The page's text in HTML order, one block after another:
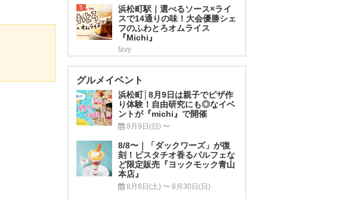
5
浜松町駅｜選べるソース×ライ
スで14通りの味！大会優勝シェ
フのふわとろオムライス
『Michi』
favy
グルメイベント
浜松町│8月9日は親子でピザ作
り体験！自由研究にも◎なイベ
ントが『michi』で開催
8月9日(日) 〜
8/8〜｜「ダックワーズ」が復
刻！ピスタチオ香るパルフェな
ど限定販売『ヨックモック青山
本店』
8月8日(土) 〜 8月30日(日)